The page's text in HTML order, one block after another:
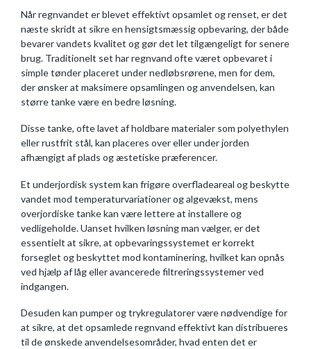
Når regnvandet er blevet effektivt opsamlet og renset, er det
næste skridt at sikre en hensigtsmæssig opbevaring, der både
bevarer vandets kvalitet og gør det let tilgængeligt for senere
brug. Traditionelt set har regnvand ofte været opbevaret i
simple tønder placeret under nedløbsrørene, men for dem,
der ønsker at maksimere opsamlingen og anvendelsen, kan
større tanke være en bedre løsning.
Disse tanke, ofte lavet af holdbare materialer som polyethylen
eller rustfrit stål, kan placeres over eller under jorden
afhængigt af plads og æstetiske præferencer.
Et underjordisk system kan frigøre overfladeareal og beskytte
vandet mod temperaturvariationer og algevækst, mens
overjordiske tanke kan være lettere at installere og
vedligeholde. Uanset hvilken løsning man vælger, er det
essentielt at sikre, at opbevaringssystemet er korrekt
forseglet og beskyttet mod kontaminering, hvilket kan opnås
ved hjælp af låg eller avancerede filtreringssystemer ved
indgangen.
Desuden kan pumper og trykregulatorer være nødvendige for
at sikre, at det opsamlede regnvand effektivt kan distribueres
til de ønskede anvendelsesområder, hvad enten det er